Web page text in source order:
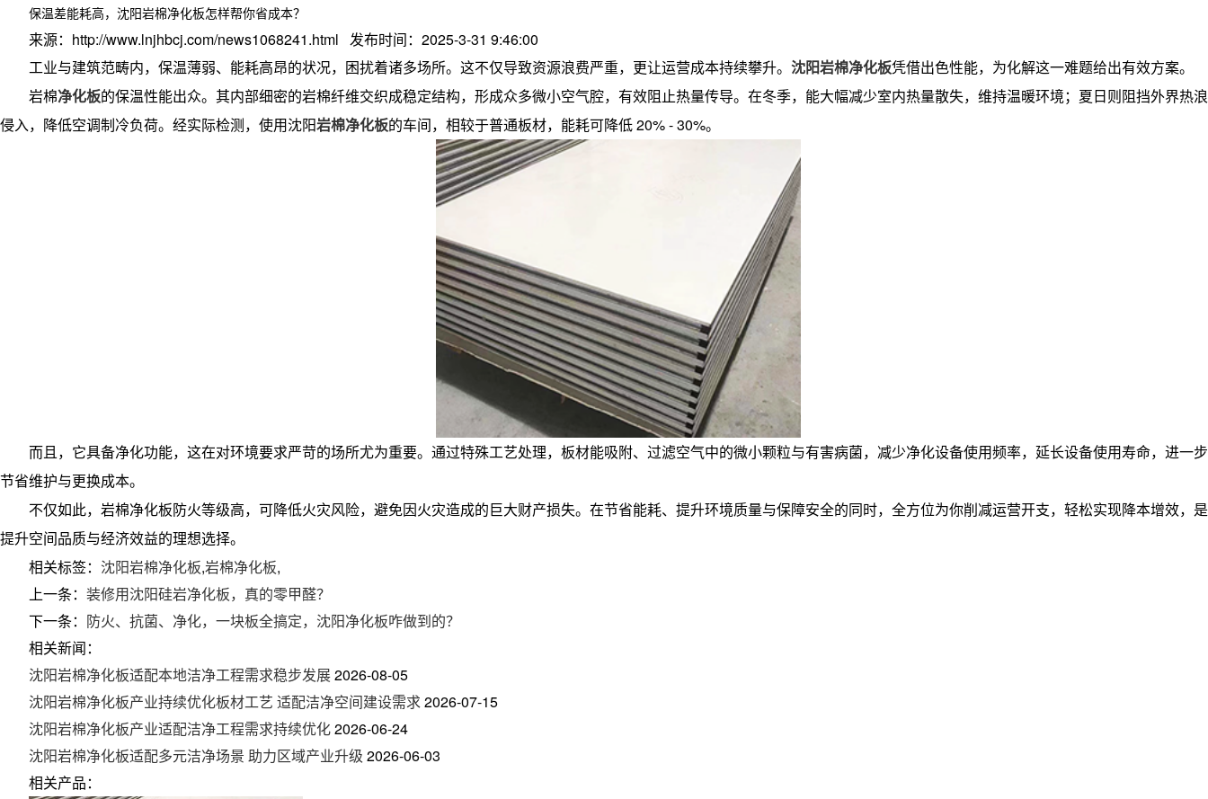
保温差能耗高，沈阳岩棉净化板怎样帮你省成本？
来源：http://www.lnjhbcj.com/news1068241.html 发布时间：2025-3-31 9:46:00
工业与建筑范畴内，保温薄弱、能耗高昂的状况，困扰着诸多场所。这不仅导致资源浪费严重，更让运营成本持续攀升。 沈阳岩棉净化板凭借出色性能，为化解这一难题给出有效方案。
岩棉净化板的保温性能出众。其内部细密的岩棉纤维交织成稳定结构，形成众多微小空气腔，有效阻止热量传导。在冬季，能大幅减少室内热量散失，维持温暖环境；夏日则阻挡外界热浪
侵入，降低空调制冷负荷。经实际检测，使用沈阳岩棉净化板的车间，相较于普通板材，能耗可降低 20% - 30%。
而且，它具备净化功能，这在对环境要求严苛的场所尤为重要。通过特殊工艺处理，板材能吸附、过滤空气中的微小颗粒与有害病菌，减少净化设备使用频率，延长设备使用寿命，进一步
节省维护与更换成本。
不仅如此，岩棉净化板防火等级高，可降低火灾风险，避免因火灾造成的巨大财产损失。在节省能耗、提升环境质量与保障安全的同时，全方位为你削减运营开支，轻松实现降本增效，是
提升空间品质与经济效益的理想选择。
相关标签： 沈阳岩棉净化板,岩棉净化板,
上一条： 装修用沈阳硅岩净化板，真的零甲醛？
下一条： 防火、抗菌、净化，一块板全搞定，沈阳净化板咋做到的？
相关新闻：
沈阳岩棉净化板适配本地洁净工程需求稳步发展2026-08-05
沈阳岩棉净化板产业持续优化板材工艺 适配洁净空间建设需求2026-07-15
沈阳岩棉净化板产业适配洁净工程需求持续优化2026-06-24
沈阳岩棉净化板适配多元洁净场景 助力区域产业升级 2026-06-03
相关产品：